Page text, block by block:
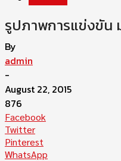
รูปภาพการแข่งขัน
By
admin
-
August 22, 2015
876
Facebook
Twitter
Pinterest
WhatsApp